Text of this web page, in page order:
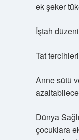
ek şeker
İştah
Tat
Anne sütü
Dünya
çocuklara